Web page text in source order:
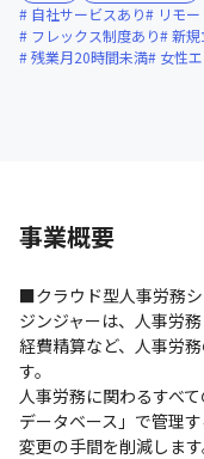
自社サービスあり
リモ
フレックス制度あり
新規
残業月20時間未満
女性
事業概要
■クラウド型人事労務シ
ジンジャーは、人事労
経費精算など、人事労
す。
人事労務に関わるすべ
データベース」で管理
変更の手間を削減します